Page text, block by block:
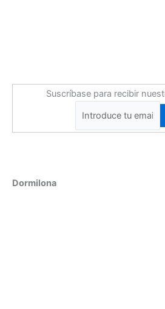
Suscríbase para recibir
Dormilona